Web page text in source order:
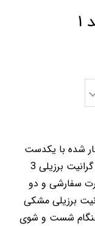
شده با یکدست
، قطر سنگ قبر گرانیت برزیلی 3
2 عکس به صورت سفارشی و دو
برزیلی مشکی
هنگام شست و شوی